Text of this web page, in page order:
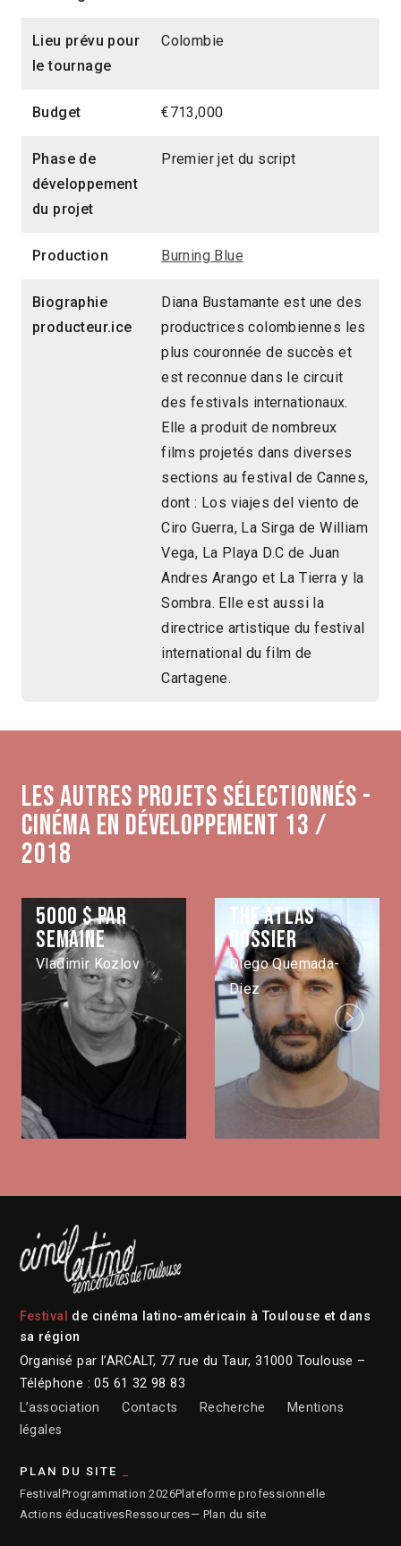
Lieu prévu pour
le tournage
Colombie
Budget €713,000
Phase de
développement
du projet
Premier jet du script
Production Burning Blue
Biographie
producteur.ice
Diana Bustamante est une des
productrices colombiennes les
plus couronnée de succès et
est reconnue dans le circuit
des festivals internationaux.
Elle a produit de nombreux
films projetés dans diverses
sections au festival de Cannes,
dont : Los viajes del viento de
Ciro Guerra, La Sirga de William
Vega, La Playa D.C de Juan
Andres Arango et La Tierra y la
Sombra. Elle est aussi la
directrice artistique du festival
international du film de
Cartagene.
Les autres projets sélectionnés -
Cinéma en développement 13 /
2018
5000 $ par
semaine
Vladimir Kozlov
The Atlas
Dossier
Diego Quemada-
Diez
Next
Festival
de cinéma latino-américain à Toulouse et dans
sa région
Organisé par l’ARCALT, 77 rue du Taur, 31000 Toulouse –
Téléphone : 05 61 32 98 83
L’association
Contacts Recherche
Mentions
légales
PLAN DU SITE
Festival Programmation 2026Plateforme professionnelle
Actions éducativesRessources— Plan du site